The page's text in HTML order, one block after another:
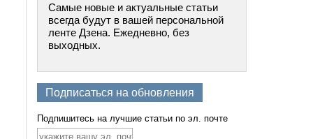
Самые новые и актуальные статьи
всегда будут в вашей персональной
ленте Дзена. Ежедневно, без
выходных.
Подписаться на обновления
Подпишитесь на лучшие статьи по эл. почте